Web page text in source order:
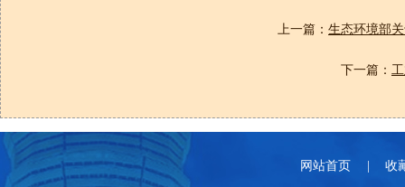
上一篇： 生态环境部
下一篇：